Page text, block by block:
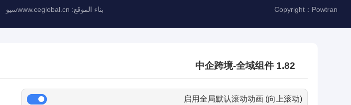
Copyright：Powtran بناء الموقع: www.ceglobal.cn سيو
中企跨境-全域组件 1.82
启用全局默认滚动动画 (向上滚动)